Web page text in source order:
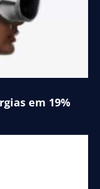
em 19%